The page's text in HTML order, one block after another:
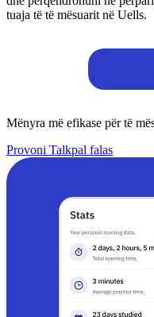
tuaja të të mësuarit në Uells.
Mënyra më efikase për të
Provoni Talkpal falas